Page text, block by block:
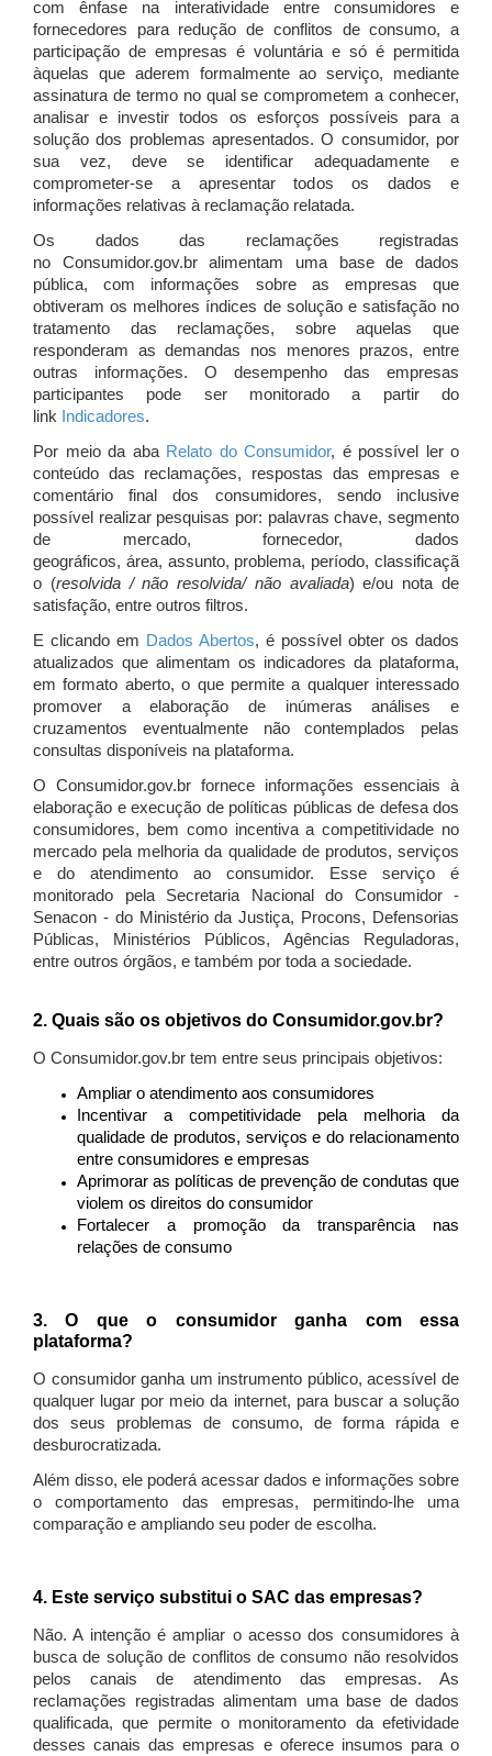
com ênfase na interatividade entre consumidores e
fornecedores para redução de conflitos de consumo, a
participação de empresas é voluntária e só é permitida
àquelas que aderem formalmente ao serviço, mediante
assinatura de termo no qual se comprometem a conhecer,
analisar e investir todos os esforços possíveis para a
solução dos problemas apresentados. O consumidor, por
sua vez, deve se identificar adequadamente e
comprometer-se a apresentar todos os dados e
informações relativas à reclamação relatada.
Os dados das reclamações registradas
no Consumidor.gov.br alimentam uma base de dados
pública, com informações sobre as empresas que
obtiveram os melhores índices de solução e satisfação no
tratamento das reclamações, sobre aquelas que
responderam as demandas nos menores prazos, entre
outras informações. O desempenho das empresas
participantes pode ser monitorado a partir do
link Indicadores.
Por meio da aba Relato do Consumidor, é possível ler o
conteúdo das reclamações, respostas das empresas e
comentário final dos consumidores, sendo inclusive
possível realizar pesquisas por: palavras chave, segmento
de mercado, fornecedor, dados
geográficos, área, assunto, problema, período, classificaçã
o (resolvida / não resolvida/ não avaliada) e/ou nota de
satisfação, entre outros filtros.
E clicando em Dados Abertos, é possível obter os dados
atualizados que alimentam os indicadores da plataforma,
em formato aberto, o que permite a qualquer interessado
promover a elaboração de inúmeras análises e
cruzamentos eventualmente não contemplados pelas
consultas disponíveis na plataforma.
O Consumidor.gov.br fornece informações essenciais à
elaboração e execução de políticas públicas de defesa dos
consumidores, bem como incentiva a competitividade no
mercado pela melhoria da qualidade de produtos, serviços
e do atendimento ao consumidor. Esse serviço é
monitorado pela Secretaria Nacional do Consumidor -
Senacon - do Ministério da Justiça, Procons, Defensorias
Públicas, Ministérios Públicos, Agências Reguladoras,
entre outros órgãos, e também por toda a sociedade.
2. Quais são os objetivos do Consumidor.gov.br?
O Consumidor.gov.br tem entre seus principais objetivos:
Ampliar o atendimento aos consumidores
Incentivar a competitividade pela melhoria da
qualidade de produtos, serviços e do relacionamento
entre consumidores e empresas
Aprimorar as políticas de prevenção de condutas que
violem os direitos do consumidor
Fortalecer a promoção da transparência nas
relações de consumo
3. O que o consumidor ganha com essa
plataforma?
O consumidor ganha um instrumento público, acessível de
qualquer lugar por meio da internet, para buscar a solução
dos seus problemas de consumo, de forma rápida e
desburocratizada.
Além disso, ele poderá acessar dados e informações sobre
o comportamento das empresas, permitindo-lhe uma
comparação e ampliando seu poder de escolha.
4. Este serviço substitui o SAC das empresas?
Não. A intenção é ampliar o acesso dos consumidores à
busca de solução de conflitos de consumo não resolvidos
pelos canais de atendimento das empresas. As
reclamações registradas alimentam uma base de dados
qualificada, que permite o monitoramento da efetividade
desses canais das empresas e oferece insumos para o